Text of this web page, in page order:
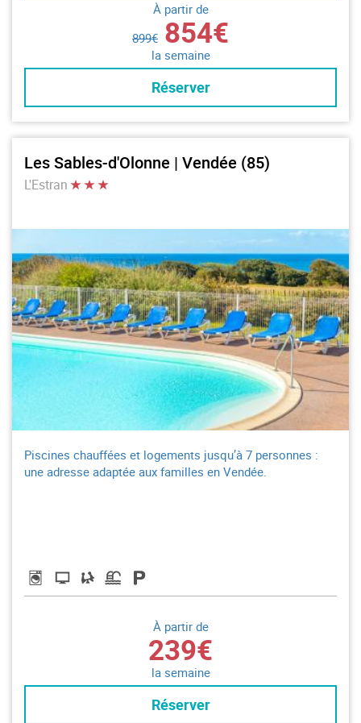
À partir de
899€ 854€
la semaine
Réserver
Les Sables-d'Olonne | Vendée (85)
L'Estran
Piscines chauffées et logements jusqu’à 7 personnes :
une adresse adaptée aux familles en Vendée.
À partir de
239€
la semaine
Réserver